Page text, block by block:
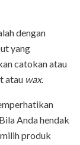
dengan
yang
catokan atau
atau wax.
Anda hendak
produk